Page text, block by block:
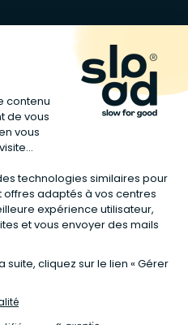
bébés en bois⋅Déodorant bio⋅Sapin
naturel
⋅Couche bio⋅Anti-nuisible⋅Poeles
de plafond
promos applicables sur Slood sont